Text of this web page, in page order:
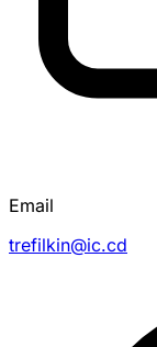
Email
trefilkin@ic.cd